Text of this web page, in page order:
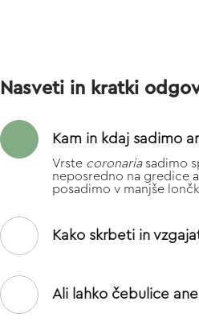
Nasveti in kratki
Kam in kdaj sadimo
Vrste coronariasadimo
neposredno na gredice
posadimo v manjše
Kako skrbeti in
Ali lahko čebulice